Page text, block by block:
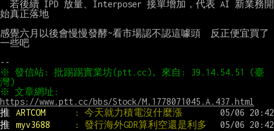
始真正落地
感覺六月以後會慢慢發酵~看市場認不認這噱頭  反正便宜買了
一些吧
※ 發信站: 批踢踢實業坊(ptt.cc), 來自: 39.14.54.51 (臺
https://www.ptt.cc/bbs/Stock/M.1778071045.A.437.html
推
ARTCOM
: 今天就力積電沒什麼漲
推
myv3688
: 發行海外GDR算利空還是利多